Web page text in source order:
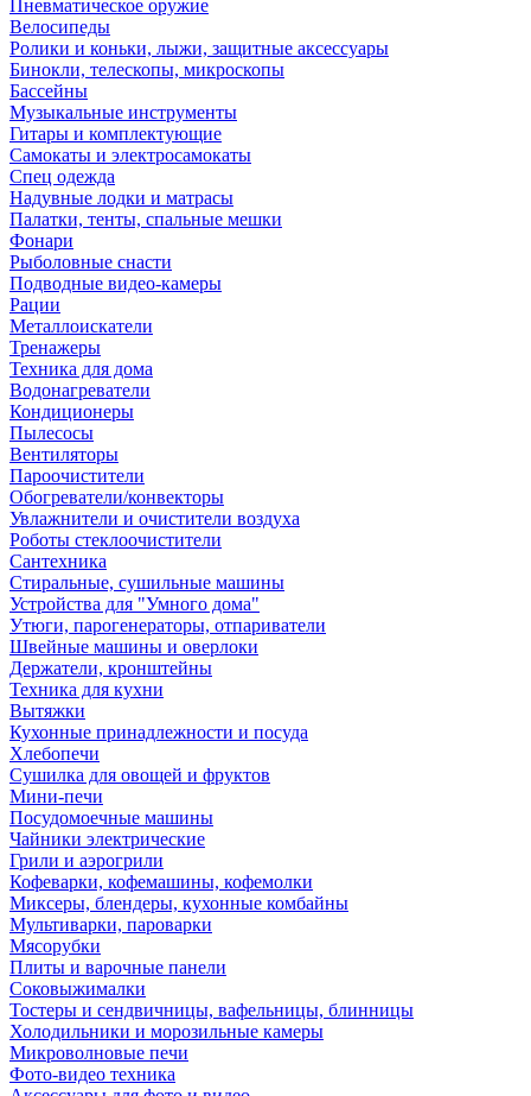
Пневматическое оружие
Велосипеды
Ролики и коньки, лыжи, защитные аксессуары
Бинокли, телескопы, микроскопы
Бассейны
Музыкальные инструменты
Гитары и комплектующие
Самокаты и электросамокаты
Спец одежда
Надувные лодки и матрасы
Палатки, тенты, спальные мешки
Фонари
Рыболовные снасти
Подводные видео-камеры
Рации
Металлоискатели
Тренажеры
Техника для дома
Водонагреватели
Кондиционеры
Пылесосы
Вентиляторы
Пароочистители
Обогреватели/конвекторы
Увлажнители и очистители воздуха
Роботы стеклоочистители
Сантехника
Стиральные, сушильные машины
Устройства для "Умного дома"
Утюги, парогенераторы, отпариватели
Швейные машины и оверлоки
Держатели, кронштейны
Техника для кухни
Вытяжки
Кухонные принадлежности и посуда
Хлебопечи
Сушилка для овощей и фруктов
Мини-печи
Посудомоечные машины
Чайники электрические
Грили и аэрогрили
Кофеварки, кофемашины, кофемолки
Миксеры, блендеры, кухонные комбайны
Мультиварки, пароварки
Мясорубки
Плиты и варочные панели
Соковыжималки
Тостеры и сендвичницы, вафельницы, блинницы
Холодильники и морозильные камеры
Микроволновые печи
Фото-видео техника